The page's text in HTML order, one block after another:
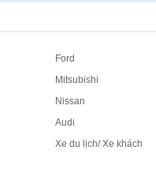
Ford
Mitsubishi
Nissan
Audi
Xe du lịch/ Xe khách